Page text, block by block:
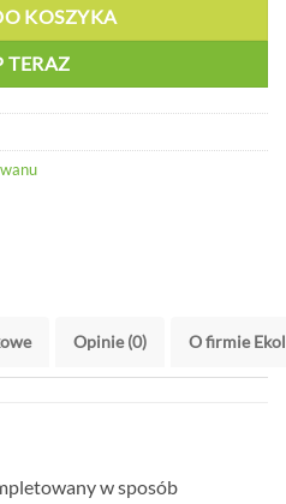
KOSZYKA
TERAZ
Opinie (0) O firmie
w sposób